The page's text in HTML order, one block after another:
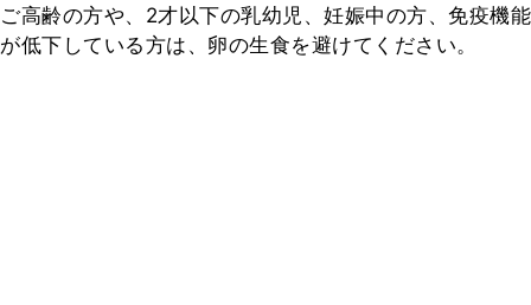
ご高齢の方や、2才以下の乳幼児、妊娠中の方、免疫機能
が低下している方は、卵の生食を避けてください。